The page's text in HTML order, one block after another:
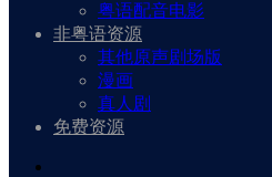
粤语配音电影
非粤语资源
其他原声剧场版
漫画
真人剧
免费资源